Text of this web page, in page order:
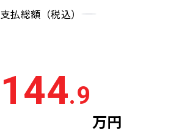
支払総額（税込）
144.9
万円